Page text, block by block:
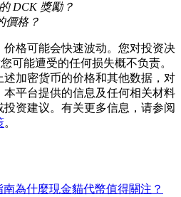
據分析
DCK 獎勵？
價格？
格可能会快速波动。您对投资决
可能遭受的任何损失概不负责。
加密货币的价格和其他数据，对
平台提供的信息及任何相关材料
资建议。有关更多信息，请参阅
。
南為什麼現金貓代幣值得關注？